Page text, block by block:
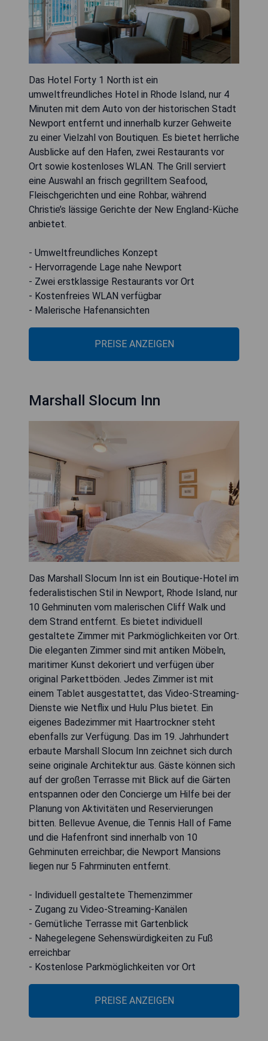
Das Hotel Forty 1 North ist ein
umweltfreundliches Hotel in Rhode Island, nur 4
Minuten mit dem Auto von der historischen Stadt
Newport entfernt und innerhalb kurzer Gehweite
zu einer Vielzahl von Boutiquen. Es bietet herrliche
Ausblicke auf den Hafen, zwei Restaurants vor
Ort sowie kostenloses WLAN. The Grill serviert
eine Auswahl an frisch gegrilltem Seafood,
Fleischgerichten und eine Rohbar, während
Christie’s lässige Gerichte der New England-Küche
anbietet.
- Umweltfreundliches Konzept
- Hervorragende Lage nahe Newport
- Zwei erstklassige Restaurants vor Ort
- Kostenfreies WLAN verfügbar
- Malerische Hafenansichten
PREISE ANZEIGEN
Marshall Slocum Inn
Das Marshall Slocum Inn ist ein Boutique-Hotel im
federalistischen Stil in Newport, Rhode Island, nur
10 Gehminuten vom malerischen Cliff Walk und
dem Strand entfernt. Es bietet individuell
gestaltete Zimmer mit Parkmöglichkeiten vor Ort.
Die eleganten Zimmer sind mit antiken Möbeln,
maritimer Kunst dekoriert und verfügen über
original Parkettböden. Jedes Zimmer ist mit
einem Tablet ausgestattet, das Video-Streaming-
Dienste wie Netflix und Hulu Plus bietet. Ein
eigenes Badezimmer mit Haartrockner steht
ebenfalls zur Verfügung. Das im 19. Jahrhundert
erbaute Marshall Slocum Inn zeichnet sich durch
seine originale Architektur aus. Gäste können sich
auf der großen Terrasse mit Blick auf die Gärten
entspannen oder den Concierge um Hilfe bei der
Planung von Aktivitäten und Reservierungen
bitten. Bellevue Avenue, die Tennis Hall of Fame
und die Hafenfront sind innerhalb von 10
Gehminuten erreichbar; die Newport Mansions
liegen nur 5 Fahrminuten entfernt.
- Individuell gestaltete Themenzimmer
- Zugang zu Video-Streaming-Kanälen
- Gemütliche Terrasse mit Gartenblick
- Nahegelegene Sehenswürdigkeiten zu Fuß
erreichbar
- Kostenlose Parkmöglichkeiten vor Ort
PREISE ANZEIGEN